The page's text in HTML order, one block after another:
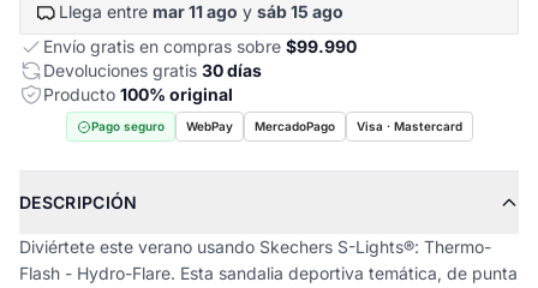
Llega entre mar 11 ago y sáb 15 ago
Envío gratis en compras sobre $99.990
Devoluciones gratis 30 días
Producto 100% original
Pago seguro WebPay MercadoPago Visa · Mastercard
DESCRIPCIÓN
Diviértete este verano usando Skechers S-Lights®: Thermo-
Flash - Hydro-Flare. Esta sandalia deportiva temática, de punta